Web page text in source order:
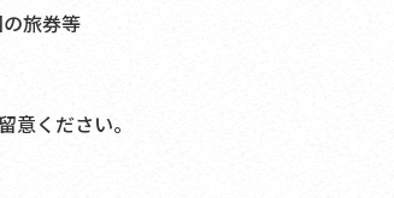
旅券等
ください。